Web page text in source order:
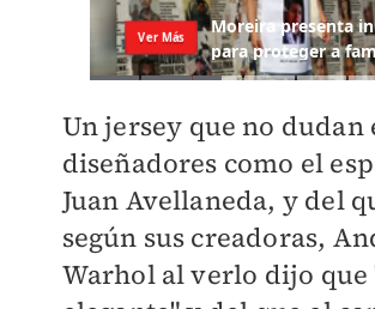
Un jersey que no
diseñadores como el
Juan Avellaneda, y del
según sus creadoras,
Warhol al verlo dijo que